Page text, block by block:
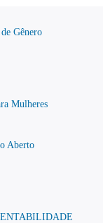
Gênero
Mulheres
Aberto